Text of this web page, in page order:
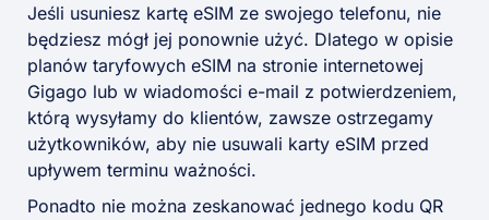
Jeśli usuniesz kartę eSIM ze swojego telefonu, nie
będziesz mógł jej ponownie użyć. Dlatego w opisie
planów taryfowych eSIM na stronie internetowej
Gigago lub w wiadomości e-mail z potwierdzeniem,
którą wysyłamy do klientów, zawsze ostrzegamy
użytkowników, aby nie usuwali karty eSIM przed
upływem terminu ważności.
Ponadto nie można zeskanować jednego kodu QR